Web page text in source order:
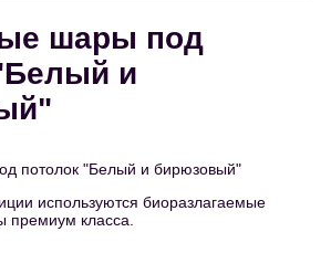
шары под
и
потолок "Белый и бирюзовый"
используются биоразлагаемые
премиум класса.